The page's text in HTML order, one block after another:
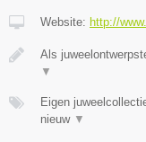
Website: http://
Als
▼
Eigen
nieuw ▼